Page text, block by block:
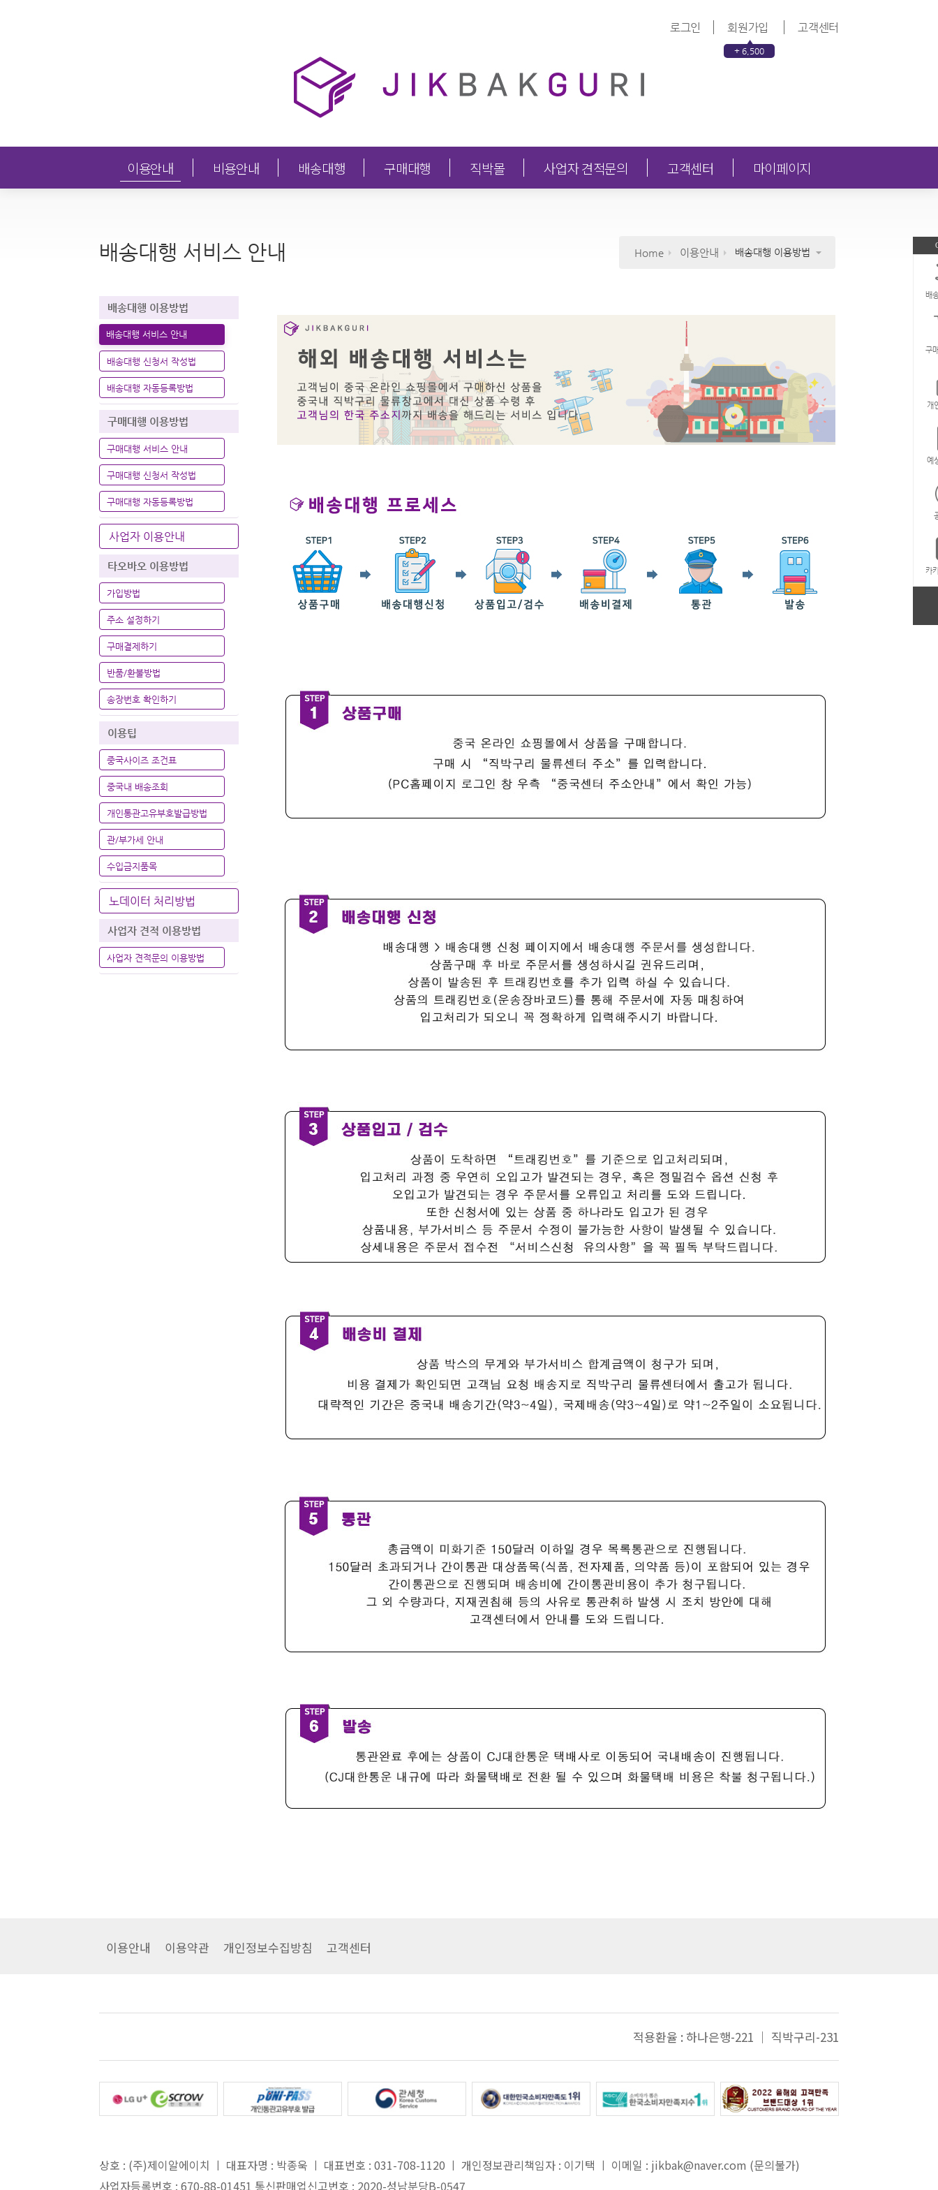
로그인 회원가입
+ 6,500
고객센터
이용안내 비용안내 배송대행 구매대행 직박몰 사업자 견적문의 고객센터 마이페이지
배송대행 서비스 안내 Home 이용안내 배송대행 이용방법
배
구
개
예
카
배송대행 이용방법
배송대행 서비스 안내
배송대행 신청서 작성법
배송대행 자동등록방법
구매대행 이용방법
구매대행 서비스 안내
구매대행 신청서 작성법
구매대행 자동등록방법
사업자 이용안내
타오바오 이용방법
가입방법
주소 설정하기
구매결제하기
반품/환불방법
송장번호 확인하기
이용팁
중국사이즈 조건표
중국내 배송조회
개인통관고유부호발급방법
관/부가세 안내
수입금지품목
노데이터 처리방법
사업자 견적 이용방법
사업자 견적문의 이용방법
이용안내 이용약관 개인정보수집방침 고객센터
적용환율 : 하나은행-221 ｜ 직박구리-231
상호 : (주)제이알에이치 ㅣ 대표자명 : 박종욱 ㅣ 대표번호 : 031-708-1120 ㅣ 개인정보관리책임자 : 이기택 ㅣ 이메일 : jikbak@naver.com (문의불가)
사업자등록번호 : 670-88-01451 통신판매업신고번호 : 2020-성남분당B-0547